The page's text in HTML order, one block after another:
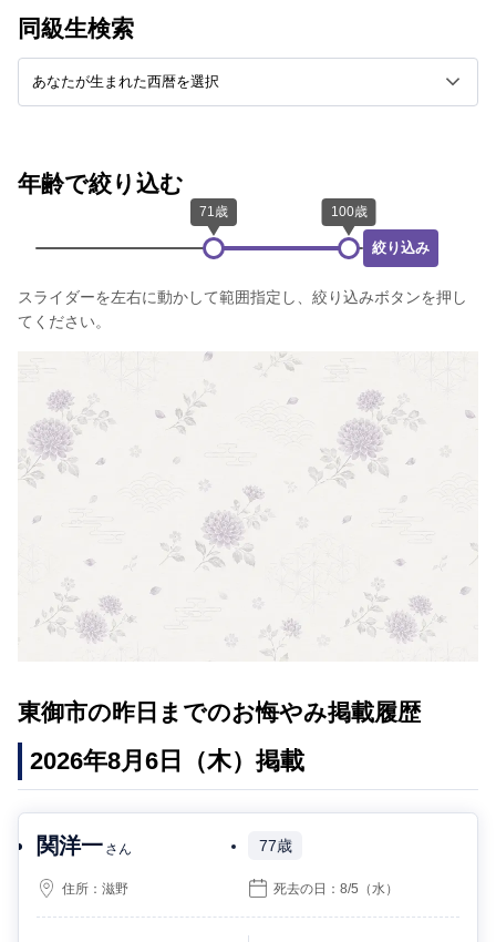
同級生検索
年齢で絞り込む
絞り込み
スライダーを左右に動かして範囲指定し、絞り込みボタンを押し
てください。
東御市の昨日までのお悔やみ掲載履歴
2026年8月6日（木）掲載
関洋一 さん 77歳
住所：滋野 死去の日：8/5 （水）